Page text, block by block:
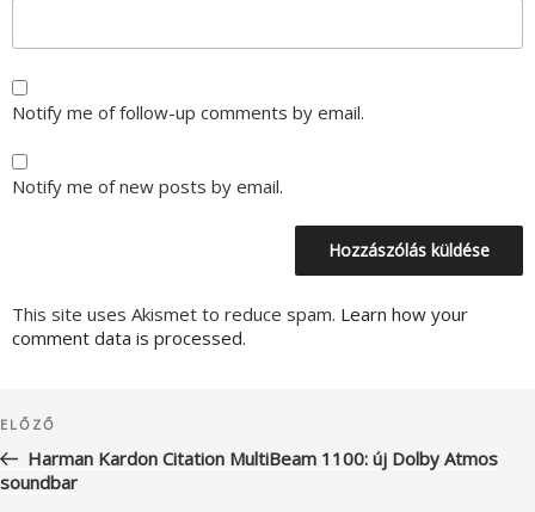
Notify me of follow-up comments by email.
Notify me of new posts by email.
This site uses Akismet to reduce spam. Learn how your
comment data is processed.
navigáció
Korábbi
bejegyzés
ELŐZŐ
Harman Kardon Citation MultiBeam 1100: új Dolby Atmos
soundbar